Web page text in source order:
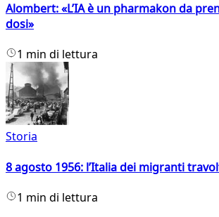
Alombert: «L’IA è un pharmakon da
dosi»
1 min di lettura
Storia
8 agosto 1956: l’Italia dei migranti
1 min di lettura